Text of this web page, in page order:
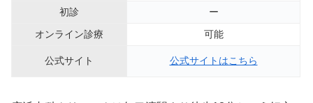
初診
ー
オンライン診療
可能
公式サイト 公式サイトはこちら